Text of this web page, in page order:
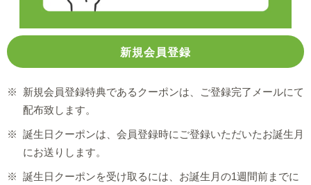
※
新規会員登録特典であるクーポンは、ご登録完了メールにて
配布致します。
※ 誕生日クーポンは、会員登録時にご登録いただいたお誕生月
にお送りします。
※ 誕生日クーポンを受け取るには、お誕生月の1週間前までに